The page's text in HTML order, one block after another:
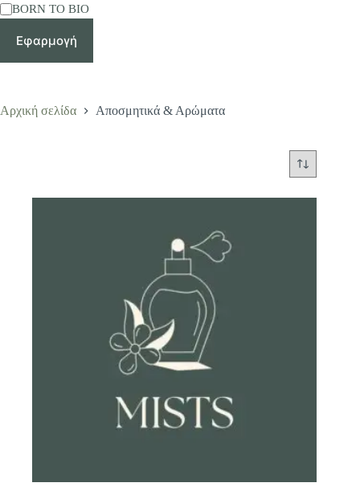
Αρχική σελίδα Αποσμητικά & Αρώματα
BORN TO BIO
Εφαρμογή